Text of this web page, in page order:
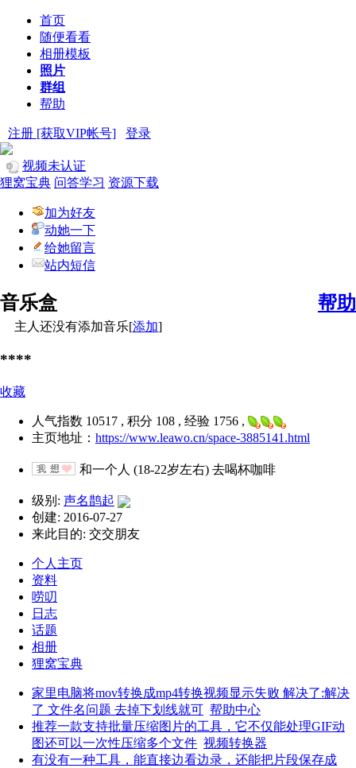
首页
随便看看
相册模板
照片
群组
帮助
注册 [获取VIP帐号] 登录
视频未认证
狸窝宝典 问答学习 资源下载
加为好友
动她一下
给她留言
站内短信
帮助
音乐盒
主人还没有添加音乐[添加]
****
收藏
人气指数 10517 , 积分 108 , 经验 1756 ,
主页地址： https://www.leawo.cn/space-3885141.html
和一个人 (18-22岁左右) 去喝杯咖啡
级别: 声名鹊起
创建: 2016-07-27
来此目的: 交交朋友
个人主页
资料
唠叨
日志
话题
相册
狸窝宝典
家里电脑将mov转换成mp4转换视频显示失败 解决了:解决
了 文件名问题 去掉下划线就可 帮助中心
推荐一款支持批量压缩图片的工具，它不仅能处理GIF动
图还可以一次性压缩多个文件 视频转换器
有没有一种工具，能直接边看边录，还能把片段保存成